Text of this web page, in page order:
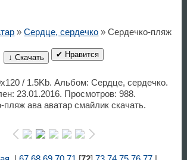
»Сердце, сердечко » Сердечко-пляж
↓ Скачать ✔ Нравится
/ 1.5Kb. Альбом: Сердце, сердечко.
23.01.2016. Просмотров: 988.
пляж ава аватар смайлик скачать.